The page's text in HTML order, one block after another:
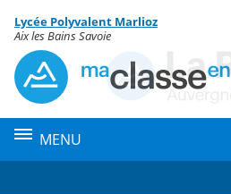
Menu de la rubrique
Contenu
Lycée Polyvalent Marlioz
Aix les Bains Savoie
MENU